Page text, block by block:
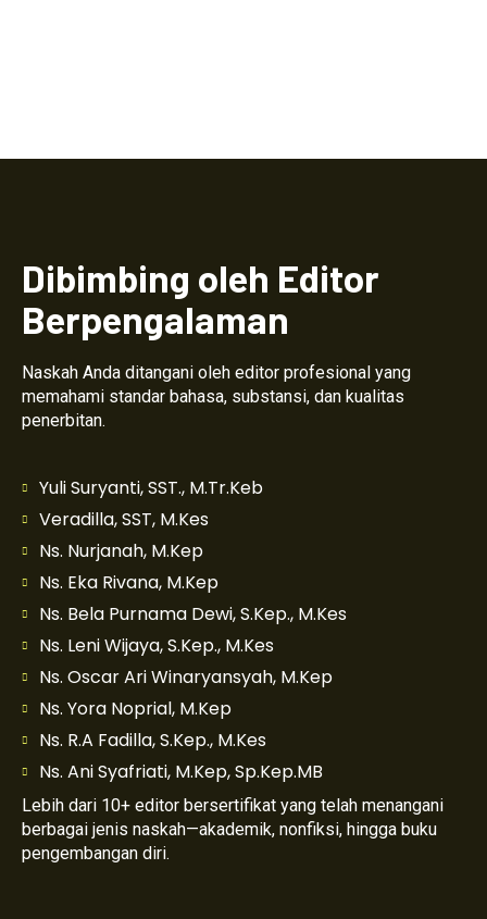
Dibimbing oleh Editor
Berpengalaman
Naskah Anda ditangani oleh editor profesional yang
memahami standar bahasa, substansi, dan kualitas
penerbitan.
Yuli Suryanti, SST., M.Tr.Keb
Veradilla, SST, M.Kes
Ns. Nurjanah, M.Kep
Ns. Eka Rivana, M.Kep
Ns. Bela Purnama Dewi, S.Kep., M.Kes
Ns. Leni Wijaya, S.Kep., M.Kes
Ns. Oscar Ari Winaryansyah, M.Kep
Ns. Yora Noprial, M.Kep
Ns. R.A Fadilla, S.Kep., M.Kes
Ns. Ani Syafriati, M.Kep, Sp.Kep.MB
Lebih dari 10+ editor bersertifikat yang telah menangani
berbagai jenis naskah—akademik, nonfiksi, hingga buku
pengembangan diri.